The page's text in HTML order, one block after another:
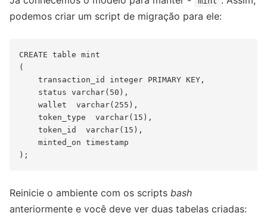
podemos criar um script de migração para ele:
CREATE table mint
(
    transaction_id integer PRIMARY KEY,
    status varchar(50),
    wallet  varchar(255),
    token_type  varchar(15),
    token_id  varchar(15),
    minted_on timestamp
Reinicie o ambiente com os scripts bash
anteriormente e você deve ver duas tabelas criadas: